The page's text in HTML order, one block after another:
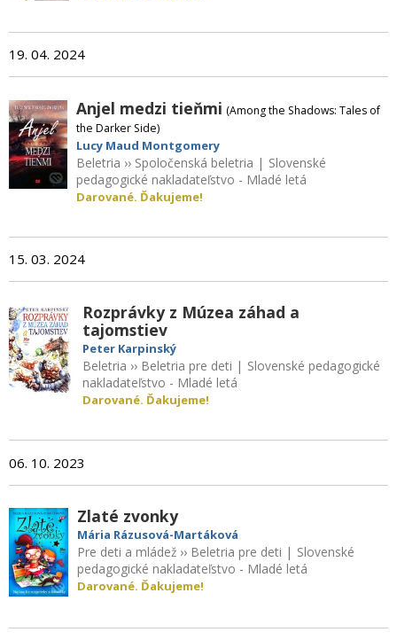
19. 04. 2024
Anjel medzi tieňmi (Among the Shadows: Tales of
the Darker Side)
Lucy Maud Montgomery
Beletria ›› Spoločenská beletria | Slovenské
pedagogické nakladateľstvo - Mladé letá
Darované. Ďakujeme!
15. 03. 2024
Rozprávky z Múzea záhad a
tajomstiev
Peter Karpinský
Beletria ›› Beletria pre deti | Slovenské pedagogické
nakladateľstvo - Mladé letá
Darované. Ďakujeme!
06. 10. 2023
Zlaté zvonky
Mária Rázusová-Martáková
Pre deti a mládež ›› Beletria pre deti | Slovenské
pedagogické nakladateľstvo - Mladé letá
Darované. Ďakujeme!